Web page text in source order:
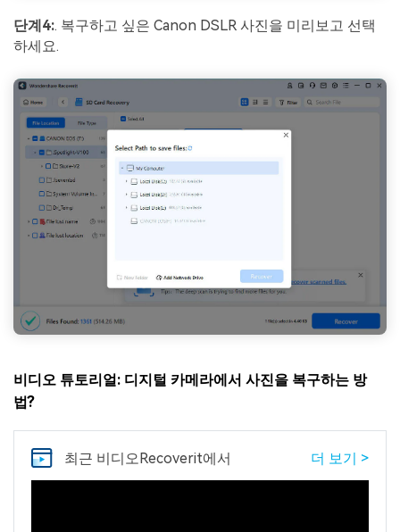
단계4:. 복구하고 싶은 Canon DSLR 사진을 미리보고 선택
하세요.
비디오 튜토리얼: 디지털 카메라에서 사진을 복구하는 방
법?
최근 비디오 Recoverit에서 더 보기 >